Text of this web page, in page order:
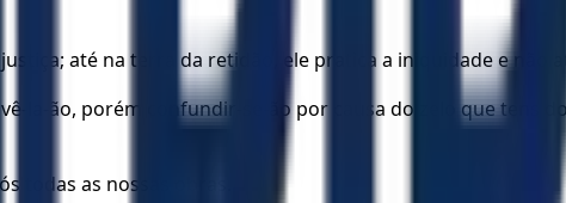
até na terra da retidão, ele pratica a iniquidade e não
vê-la-ão, porém confundir-se-ão por causa do zelo que tens
todas as nossas obras.